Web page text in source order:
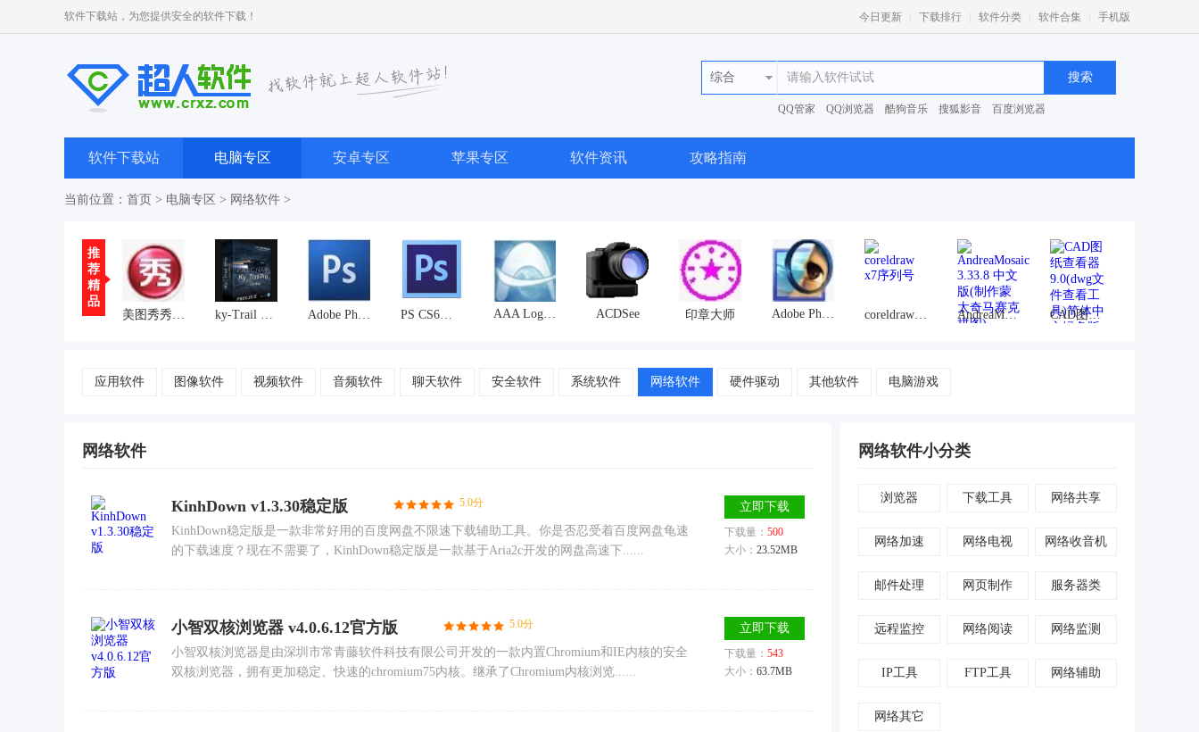
软件下载站，为您提供安全的软件下载！ 今日更新 下载排行 软件分类 软件合集 手机版
综合
QQ管家 QQ浏览器 酷狗音乐 搜狐影音
百度浏览器
软件下载站 电脑专区 安卓专区 苹果专区 软件资讯 攻略指南
当前位置： 首页 > 电脑专区 > 网络软件 >
推
荐
精
品
美图秀秀官方下载2013
ky-Trail 64位(3Dmax插件) Adobe Photoshop CS6破解版 PS CS6中文破解版 AAA Logo3.1.0(aaalogo) ACDSee 印章大师 Adobe Photoshop coreldraw x7序列号 AndreaMosaic 3.33.8 中文版 CAD图纸查看器
应用软件 图像软件 视频软件 音频软件 聊天软件 安全软件 系统软件 网络软件 硬件驱动 其他软件 电脑游戏
网络软件
KinhDown v1.3.30稳定版 5.0分
KinhDown稳定版是一款非常好用的百度网盘不限速下载辅助工具。你是否忍受着百度网盘龟速
的下载速度？现在不需要了，KinhDown稳定版是一款基于Aria2c开发的网盘高速下......
立即下载
下载量： 500
大小： 23.52MB
小智双核浏览器 v4.0.6.12官方版 5.0分
小智双核浏览器是由深圳市常青藤软件科技有限公司开发的一款内置Chromium和IE内核的安全
双核浏览器，拥有更加稳定、快速的chromium75内核。继承了Chromium内核浏览......
立即下载
下载量： 543
大小： 63.7MB
网络软件小分类
浏览器 下载工具 网络共享
网络加速 网络电视 网络收音机
邮件处理 网页制作 服务器类
远程监控 网络阅读 网络监测
IP工具 FTP工具 网络辅助
网络其它